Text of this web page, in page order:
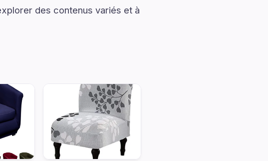
des contenus variés et à